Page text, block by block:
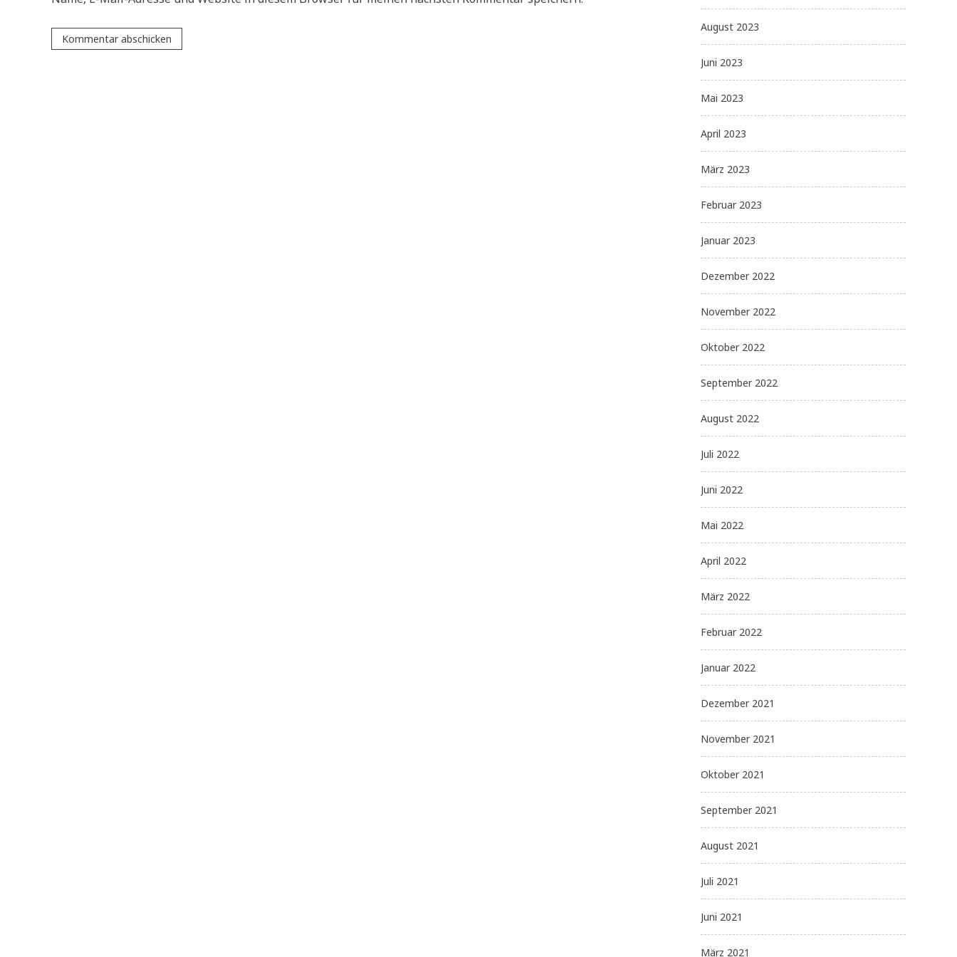
August 2023
Juni 2023
Mai 2023
April 2023
März 2023
Februar 2023
Januar 2023
Dezember 2022
November 2022
Oktober 2022
September 2022
August 2022
Juli 2022
Juni 2022
Mai 2022
April 2022
März 2022
Februar 2022
Januar 2022
Dezember 2021
November 2021
Oktober 2021
September 2021
August 2021
Juli 2021
Juni 2021
März 2021